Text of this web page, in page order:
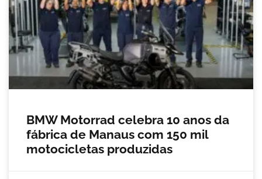
BMW Motorrad celebra 10 anos da
fábrica de Manaus com 150 mil
motocicletas produzidas